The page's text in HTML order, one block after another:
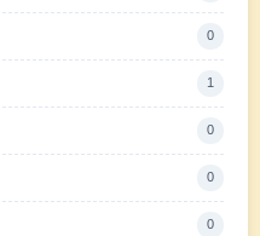
0
1
0
0
0